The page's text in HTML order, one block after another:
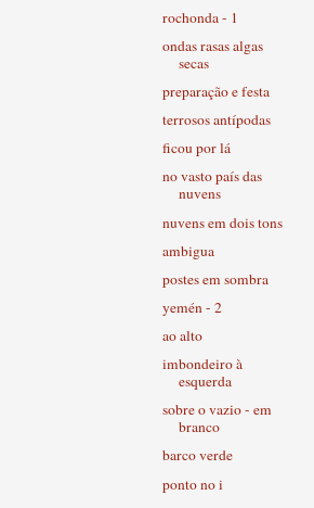
rochonda - 1
ondas rasas algas
secas
preparação e festa
terrosos antípodas
ficou por lá
no vasto país das
nuvens
nuvens em dois tons
ambigua
postes em sombra
yemén - 2
ao alto
imbondeiro à
esquerda
sobre o vazio - em
branco
barco verde
ponto no i